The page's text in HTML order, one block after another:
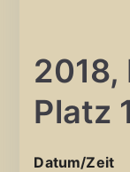
Platz
Datum/Zeit